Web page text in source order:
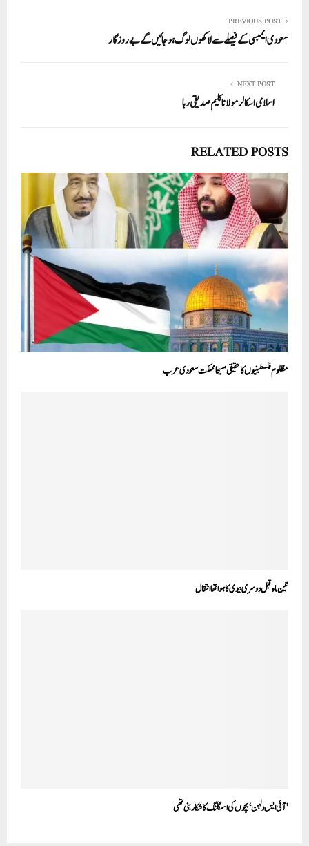
PREVIOUS POST
سعودی ایمبسی کے فیصلے سے لاکھوں لوگ ہوجائیں گے بے روزگار
NEXT POST
اسلامی اسکالر مولانا کلیم صدیقی رہا
RELATED POSTS
مظلوم فلسطینیوں کا حقیقی مسیحا مملکت سعودی عرب
تین ماہ قبل دوسری بیوی کا ہوا تھا انتقال
’آئی ایس دلہن‘ بچوں کی اسمگلنگ کا شکار بنی تھی